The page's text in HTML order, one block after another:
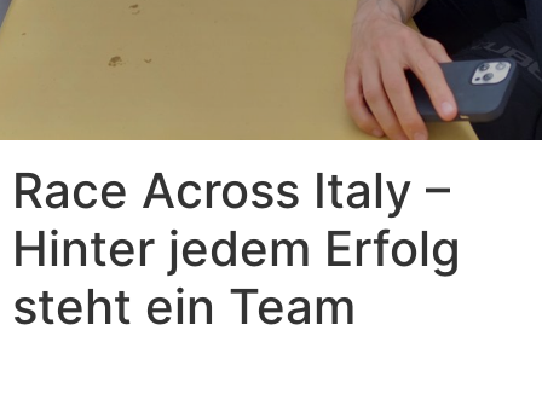
Race Across Italy –
Hinter jedem Erfolg
steht ein Team